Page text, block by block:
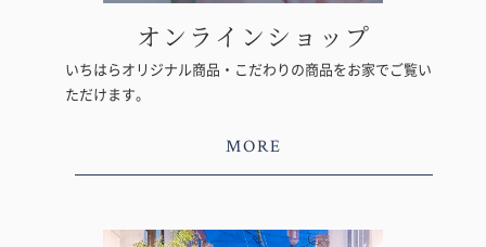
オンラインショップ
いちはらオリジナル商品・こだわりの商品をお家でご覧い
ただけます。
MORE